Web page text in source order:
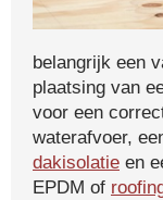
belangrijk een
plaatsing van
voor een
waterafvoer,
dakisolatie en
EPDM of